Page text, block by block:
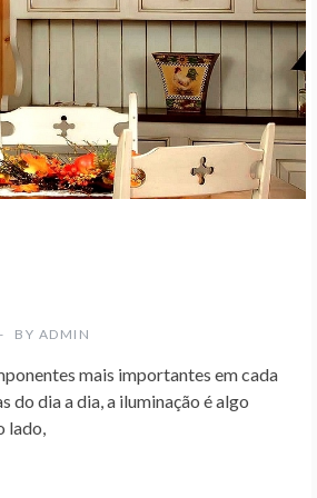
BY ADMIN
mais importantes em cada
do dia a dia, a iluminação é algo
lado,